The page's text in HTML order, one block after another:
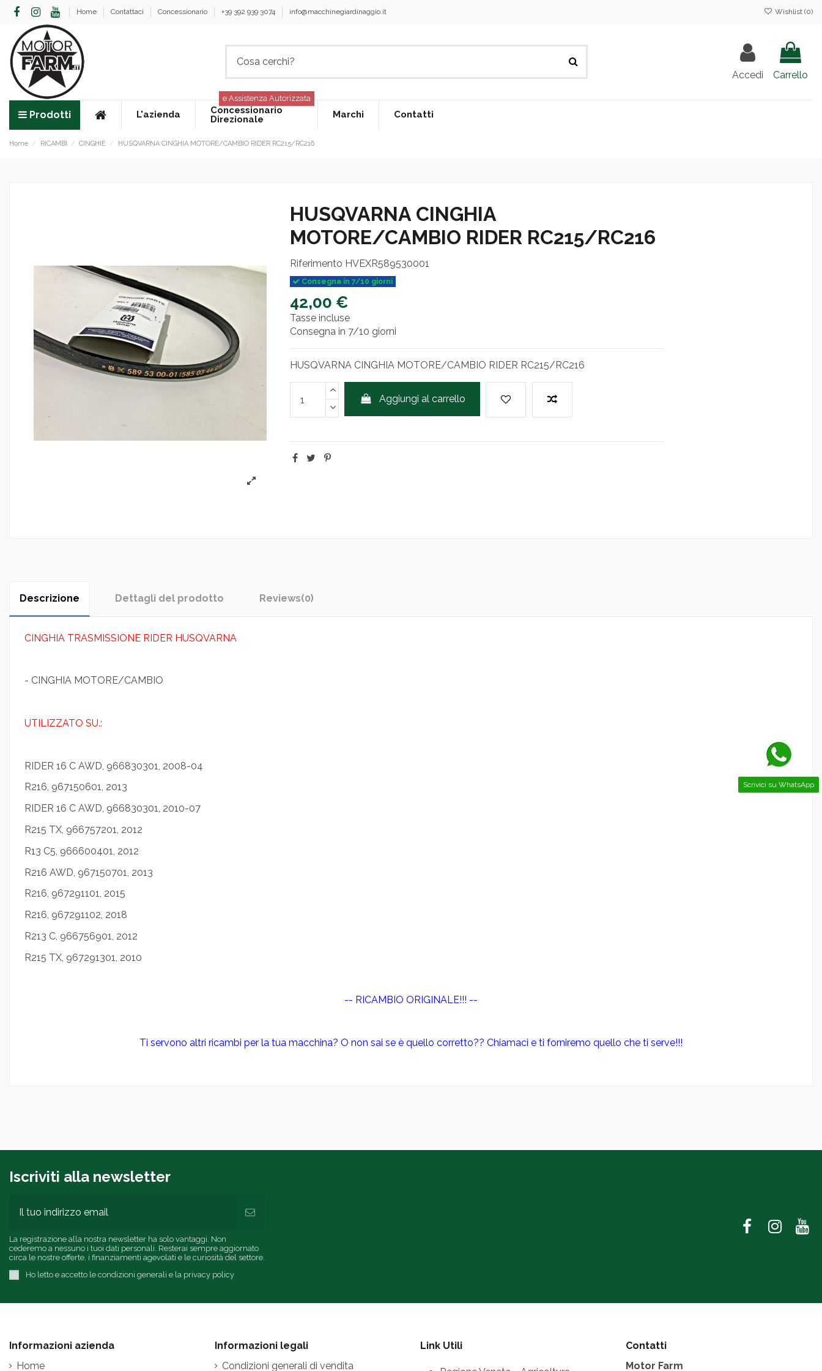
Home Contattaci Concessionario +39 392 939 3074 info@macchinegiardinaggio.it Wishlist (0)
Accedi Carrello
Prodotti L'azienda
Concessionario
Direzionale
e Assistenza Autorizzata
Marchi Contatti
Home RICAMBI CINGHIE HUSQVARNA CINGHIA MOTORE/CAMBIO RIDER RC215/RC216
HUSQVARNA CINGHIA
MOTORE/CAMBIO RIDER RC215/RC216
Riferimento HVEXR589530001
Consegna in 7/10 giorni
42,00 €
Tasse incluse
Consegna in 7/10 giorni
HUSQVARNA CINGHIA MOTORE/CAMBIO RIDER RC215/RC216
Aggiungi al carrello
Descrizione Dettagli del prodotto Reviews(0)
CINGHIA TRASMISSIONE RIDER HUSQVARNA
- CINGHIA MOTORE/CAMBIO
UTILIZZATO SU.:
RIDER 16 C AWD, 966830301, 2008-04
R216, 967150601, 2013
RIDER 16 C AWD, 966830301, 2010-07
R215 TX, 966757201, 2012
R13 C5, 966600401, 2012
R216 AWD, 967150701, 2013
R216, 967291101, 2015
R216, 967291102, 2018
R213 C, 966756901, 2012
R215 TX, 967291301, 2010
-- RICAMBIO ORIGINALE!!! --
Ti servono altri ricambi per la tua macchina? O non sai se è quello corretto?? Chiamaci e ti forniremo quello che ti serve!!!
Iscriviti alla newsletter
La registrazione alla nostra newsletter ha solo vantaggi. Non
cederemo a nessuno i tuoi dati personali. Resterai sempre aggiornato
circa le nostre offerte, i finanziamenti agevolati e le curiosità del settore.
Ho letto e accetto le condizioni generali e la privacy policy
Informazioni azienda
Home
Informazioni legali
Condizioni generali di vendita
Link Utili
Contatti
Motor Farm
Scrivici su WhatsApp